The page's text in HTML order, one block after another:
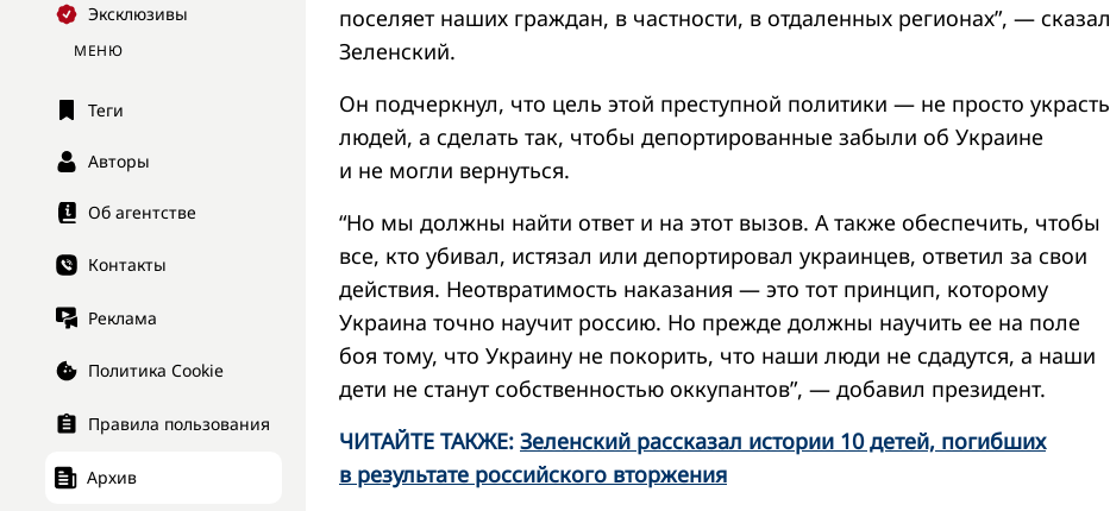
Эксклюзивы
МЕНЮ
Теги
Авторы
Об агентстве
Контакты
Реклама
Политика Cookie
Правила пользования
Архив
поселяет наших граждан, в частности, в отдаленных регионах”, — сказал
Зеленский.
Он подчеркнул, что цель этой преступной политики — не просто украсть
людей, а сделать так, чтобы депортированные забыли об Украине
и не могли вернуться.
“Но мы должны найти ответ и на этот вызов. А также обеспечить, чтобы
все, кто убивал, истязал или депортировал украинцев, ответил за свои
действия. Неотвратимость наказания — это тот принцип, которому
Украина точно научит россию. Но прежде должны научить ее на поле
боя тому, что Украину не покорить, что наши люди не сдадутся, а наши
дети не станут собственностью оккупантов”, — добавил президент.
ЧИТАЙТЕ ТАКЖЕ: Зеленский рассказал истории 10 детей, погибших
в результате российского вторжения